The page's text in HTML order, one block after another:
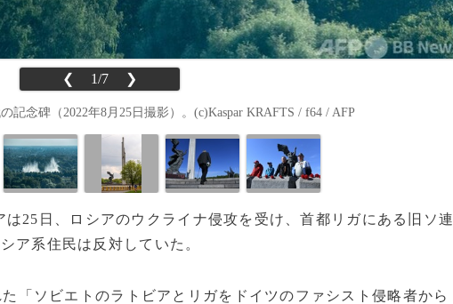
❮ 1/7 ❯
念碑（2022年8月25日撮影）。(c)Kaspar KRAFTS / f64 / AFP
は25日、ロシアのウクライナ侵攻を受け、首都リガにある旧ソ連
ア系住民は反対していた。
「ソビエトのラトビアとリガをドイツのファシスト侵略者から